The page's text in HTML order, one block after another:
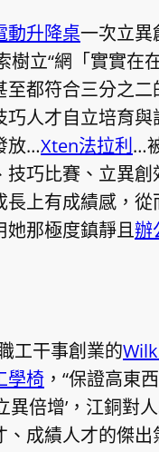
動升降桌一次立異
樹立“網「實實在
都符合三分之
巧人才自立培育
放…Xten法拉利…
技巧比賽、立異創
長上有成績感，
她那極度鎮靜且辦
工干事創業的
學椅 ，“保證高東
異倍增’，江銅
成績人才的傑